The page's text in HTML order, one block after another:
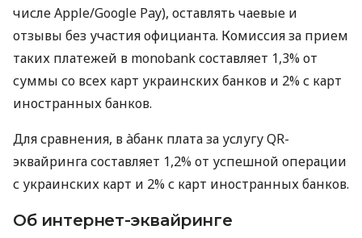
числе Apple/Google Pay), оставлять чаевые и
отзывы без участия официанта. Комиссия за прием
таких платежей в monobank составляет 1,3% от
суммы со всех карт украинских банков и 2% с карт
иностранных банков.
Для сравнения, в àбанк плата за услугу QR-
эквайринга составляет 1,2% от успешной операции
с украинских карт и 2% с карт иностранных банков.
Об интернет-эквайринге